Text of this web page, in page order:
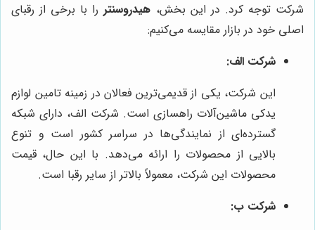
شرکت توجه کرد. در این بخش، هیدروسنتررا با برخی از رقبای
اصلی خود در بازار مقایسه می‌کنیم:
شرکت الف:
این شرکت، یکی از قدیمی‌ترین فعالان در زمینه تامین لوازم
یدکی ماشین‌آلات راهسازی است. شرکت الف، دارای شبکه
گسترده‌ای از نمایندگی‌ها در سراسر کشور است و تنوع
بالایی از محصولات را ارائه می‌دهد. با این حال، قیمت
محصولات این شرکت، معمولاً بالاتر از سایر رقبا است.
شرکت ب: